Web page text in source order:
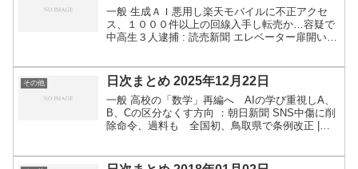
一般 生成ＡＩ悪用し楽天モバイルに不正アクセ
ス、１０００件以上の回線入手し転売か…容疑で
中高生３人逮捕 : 読売新聞 エレベーター扉開いた
その他 日次まとめ 2025年12月22日
一般 高校の「数学」再編へ AIの学び重視しA、
B、Cの区分なくす方向 ：朝日新聞 SNS中傷に削
除命令、過料も 全国初、鳥取県で条例改正 |
た...